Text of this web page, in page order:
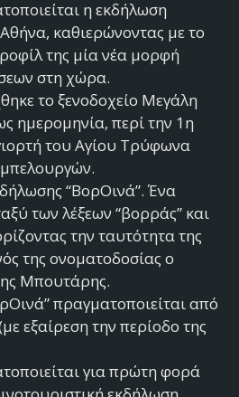
η εκδήλωση
καθιερώνοντας με το
της μία νέα μορφή
στη χώρα.
το ξενοδοχείο Μεγάλη
ημερομηνία, περί την 1η
του Αγίου Τρύφωνα
“ΒορΟινά”. Ένα
των λέξεων “βορράς” και
την ταυτότητα της
της ονοματοδοσίας ο
Μπουτάρης.
πραγματοποιείται από
εξαίρεση την περίοδο της
για πρώτη φορά